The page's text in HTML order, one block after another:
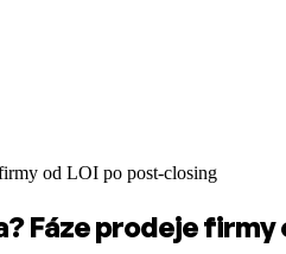
od LOI po post-closing
Fáze prodeje firmy